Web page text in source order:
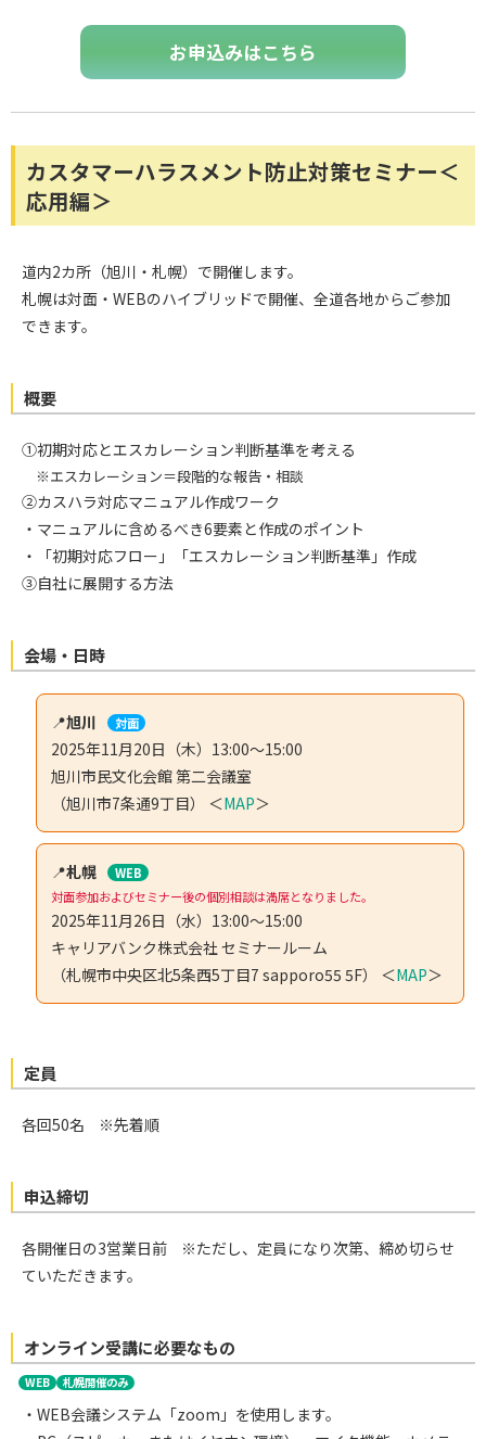
お申込みはこちら
カスタマーハラスメント防止対策セミナー＜
応用編＞
道内2カ所（旭川・札幌）で開催します。
札幌は対面・WEBのハイブリッドで開催、全道各地からご参加
できます。
概要
①初期対応とエスカレーション判断基準を考える
※エスカレーション＝段階的な報告・相談
②カスハラ対応マニュアル作成ワーク
・マニュアルに含めるべき6要素と作成のポイント
・「初期対応フロー」「エスカレーション判断基準」作成
③自社に展開する方法
会場・日時
📍旭川 対面
2025年11月20日（木）13:00～15:00
旭川市民文化会館 第二会議室
（旭川市7条通9丁目） ＜MAP＞
📍札幌
WEB
対面参加およびセミナー後の個別相談は満席となりました。
2025年11月26日（水）13:00～15:00
キャリアバンク株式会社 セミナールーム
（札幌市中央区北5条西5丁目7 sapporo55 5F） ＜MAP＞
定員
各回50名 ※先着順
申込締切
各開催日の3営業日前
※ただし、定員になり次第、締め切らせ
ていただきます。
オンライン受講に必要なもの
WEB 札幌開催のみ
・WEB会議システム「zoom」を使用します。